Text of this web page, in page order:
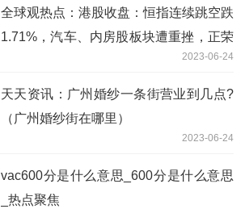
全球观热点：港股收盘：恒指连续跳空跌
1.71%，汽车、内房股板块遭重挫，正荣
2023-06-24
天天资讯：广州婚纱一条街营业到几点?
（广州婚纱街在哪里）
2023-06-24
vac600分是什么意思_600分是什么意思
_热点聚焦